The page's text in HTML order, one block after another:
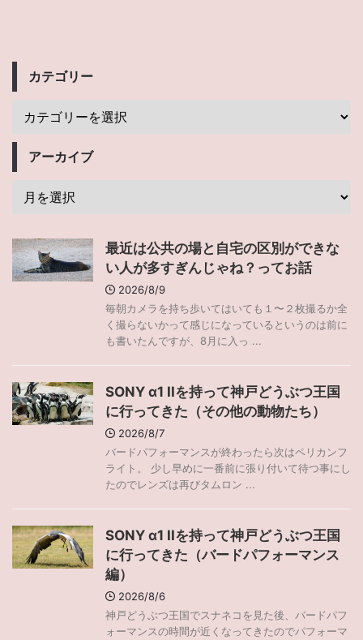
カテゴリー
アーカイブ
最近は公共の場と自宅の区別ができな
い人が多すぎんじゃね？ってお話
2026/8/9
毎朝カメラを持ち歩いてはいても１〜２枚撮るか全
く撮らないかって感じになっているというのは前に
も書いたんですが、8月に入っ ...
SONY α1 IIを持って神戸どうぶつ王国
に行ってきた（その他の動物たち）
2026/8/7
バードパフォーマンスが終わったら次はペリカンフ
ライト。 少し早めに一番前に張り付いて待つ事にし
たのでレンズは再びタムロン ...
SONY α1 IIを持って神戸どうぶつ王国
に行ってきた（バードパフォーマンス
編）
2026/8/6
神戸どうぶつ王国でスナネコを見た後、バードパフ
ォーマンスの時間が近くなってきたのでパフォーマ